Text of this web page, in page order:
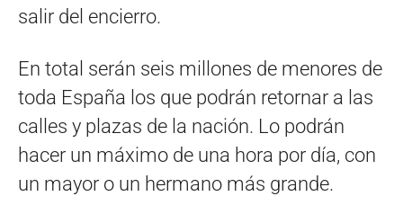
salir del encierro.
En total serán seis millones de menores de
toda España los que podrán retornar a las
calles y plazas de la nación. Lo podrán
hacer un máximo de una hora por día, con
un mayor o un hermano más grande.